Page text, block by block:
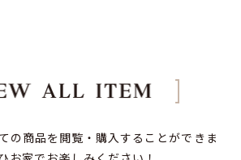
の商品を閲覧・購入することができま